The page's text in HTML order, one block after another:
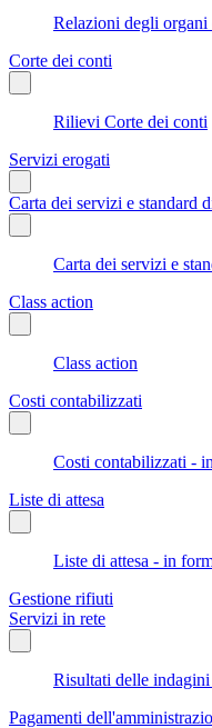
Relazioni degli
Corte dei conti
Rilievi Corte dei conti
Servizi erogati
Carta dei servizi e standard
Carta dei servizi e
Class action
Class action
Costi contabilizzati
Costi contabilizzati -
Liste di attesa
Liste di attesa - in
Gestione rifiuti
Servizi in rete
Risultati delle
Pagamenti